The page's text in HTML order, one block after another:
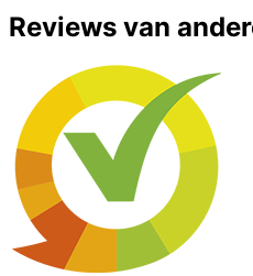
Reviews van